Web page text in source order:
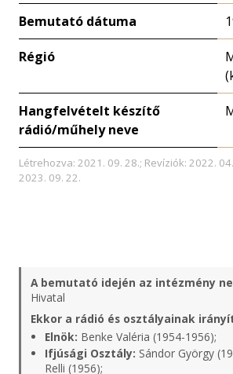
Bemutató dátuma
Régió
Hangfelvételt készítő
rádió/műhely neve
Létrehozva: 2021. 09. 28.; Revíziók: 2022.
2023. 09. 22.
A bemutató idején az intézmény
Hivatal
Ekkor a rádió és osztályainak
Elnök: Benke Valéria (1954-1956);
Ifjúsági Osztály: Sándor György
Relli (1956);